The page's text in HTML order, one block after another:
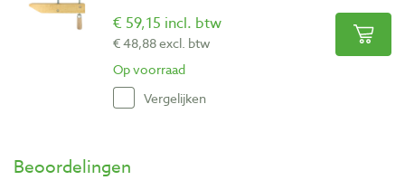
€ 59,15 incl. btw
€ 48,88 excl. btw
Op voorraad
Vergelijken
Beoordelingen